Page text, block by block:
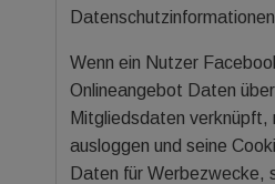
Datenschutzinformationen
Wenn ein Nutzer
Onlineangebot Daten
Mitgliedsdaten verknüpft,
ausloggen und seine
Daten für Werbezwecke,